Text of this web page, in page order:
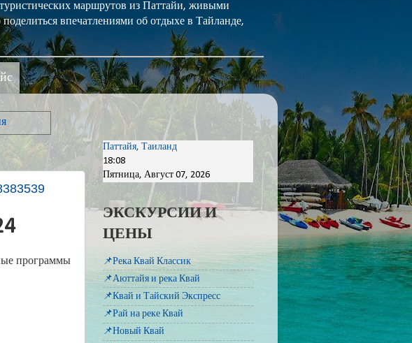
маршрутов из Паттайи, живыми
впечатлениями об отдыхе в Тайланде,
программы
Паттайя, Таиланд
18:08
Пятница, Август 07, 2026
ЭКСКУРСИИ И
ЦЕНЫ
📌Река Квай Классик
📌Аюттайя и река Квай
📌Квай и Тайский Экспресс
📌Рай на реке Квай
📌Новый Квай